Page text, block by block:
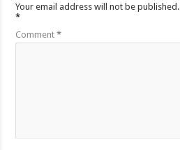
Your email address will not be published.
*
Comment*